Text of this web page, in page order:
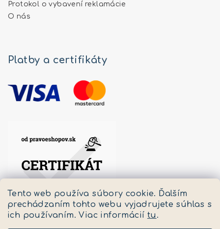
Tento web používa súbory cookie. Ďalším
prechádzaním tohto webu vyjadrujete súhlas s
ich používaním. Viac informácií tu .
Protokol o vybavení reklamácie
O nás
Platby a certifikáty